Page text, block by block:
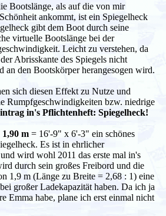
Bootslänge, als auf die von mir
ankommt, ist ein Spiegelheck
gibt dem Boot durch seine
virtuelle Bootslänge bei der
Leicht zu verstehen, da
Abrisskante des Spiegels nicht
an den Bootskörper herangesogen wird.
sich diesen Effekt zu Nutze und
Rumpfgeschwindigkeiten bzw. niedrige
in's Pflichtenheft: Spiegelheck!
1,90 m = 16'-9" x 6'-3" ein schönes
Es ist in ehrlicher
wird wohl 2011 das erste mal in's
durch sein großes Freibord und die
1,9 m (Länge zu Breite = 2,68 : 1) eine
großer Ladekapazität haben. Da ich ja
Emma habe, plane ich erst einmal nicht